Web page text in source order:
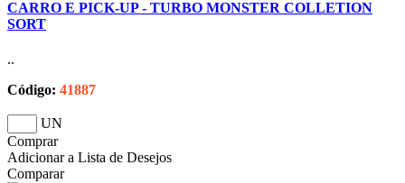
CARRO E PICK-UP - TURBO MONSTER COLLETION
SORT
..
Código: 41887
UN
Comprar
Adicionar a Lista de Desejos
Comparar